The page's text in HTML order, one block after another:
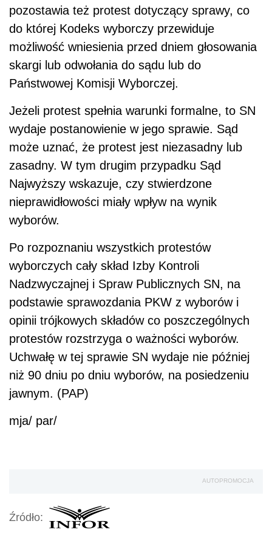
pozostawia też protest dotyczący sprawy, co
do której Kodeks wyborczy przewiduje
możliwość wniesienia przed dniem głosowania
skargi lub odwołania do sądu lub do
Państwowej Komisji Wyborczej.
Jeżeli protest spełnia warunki formalne, to SN
wydaje postanowienie w jego sprawie. Sąd
może uznać, że protest jest niezasadny lub
zasadny. W tym drugim przypadku Sąd
Najwyższy wskazuje, czy stwierdzone
nieprawidłowości miały wpływ na wynik
wyborów.
Po rozpoznaniu wszystkich protestów
wyborczych cały skład Izby Kontroli
Nadzwyczajnej i Spraw Publicznych SN, na
podstawie sprawozdania PKW z wyborów i
opinii trójkowych składów co poszczególnych
protestów rozstrzyga o ważności wyborów.
Uchwałę w tej sprawie SN wydaje nie później
niż 90 dniu po dniu wyborów, na posiedzeniu
jawnym. (PAP)
mja/ par/
AUTOPROMOCJA
Źródło: